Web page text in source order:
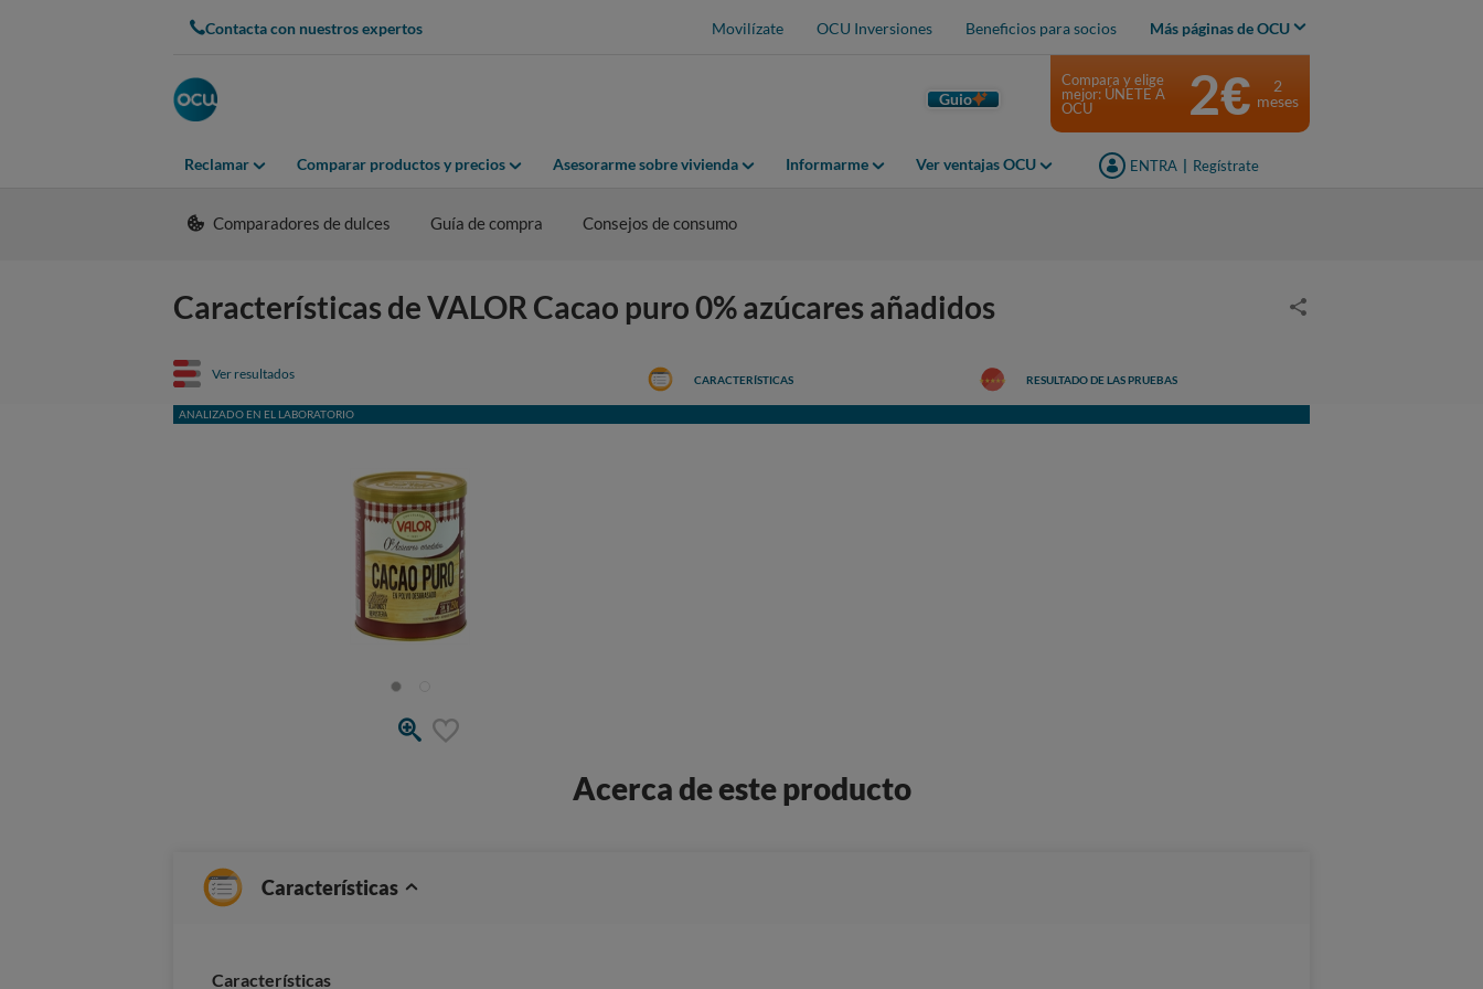
Contacta con nuestros expertos Movilízate OCU Inversiones Beneficios para socios Más páginas de OCU
Guio
Reclamar Comparar productos y precios Asesorarme sobre vivienda Informarme Ver ventajas OCU ENTRA Regístrate
Compara y elige
mejor: ÚNETE A
OCU
2€
2
meses
Comparadores de dulces Guía de compra Consejos de consumo
Características de VALOR Cacao puro 0% azúcares añadidos
Ver resultados
ANALIZADO EN EL LABORATORIO
CARACTERÍSTICAS RESULTADO DE LAS PRUEBAS
Acerca de este producto
Características
Características